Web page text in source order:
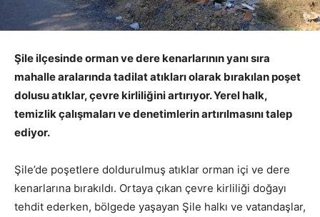
Şile ilçesinde orman ve dere kenarlarının yanı sıra
mahalle aralarında tadilat atıkları olarak bırakılan poşet
dolusu atıklar, çevre kirliliğini artırıyor. Yerel halk,
temizlik çalışmaları ve denetimlerin artırılmasını talep
ediyor.
Şile’de poşetlere doldurulmuş atıklar orman içi ve dere
kenarlarına bırakıldı. Ortaya çıkan çevre kirliliği doğayı
tehdit ederken, bölgede yaşayan Şile halkı ve vatandaşlar,